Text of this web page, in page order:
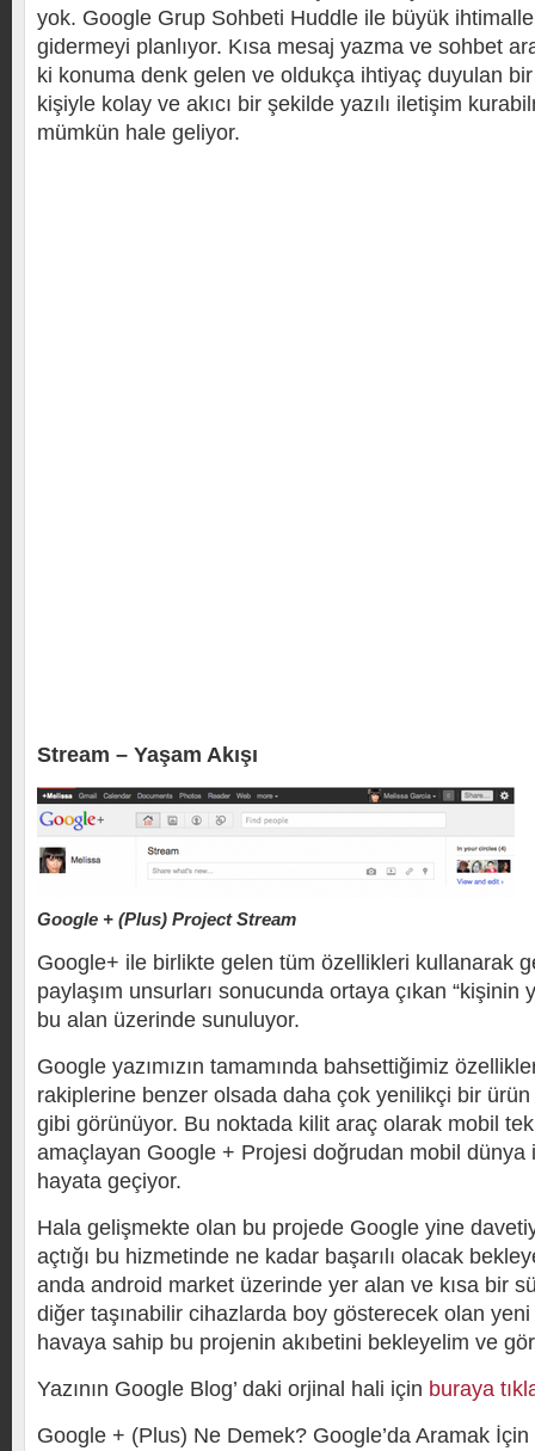
yok. Google Grup Sohbeti Huddle ile büyük
gidermeyi planlıyor. Kısa mesaj yazma ve sohbet
ki konuma denk gelen ve oldukça ihtiyaç duyulan
kişiyle kolay ve akıcı bir şekilde yazılı iletişim
mümkün hale geliyor.
Stream – Yaşam Akışı
Google + (Plus) Project Stream
Google+ ile birlikte gelen tüm özellikleri kullanarak
paylaşım unsurları sonucunda ortaya çıkan “kişinin
bu alan üzerinde sunuluyor.
Google yazımızın tamamında bahsettiğimiz
rakiplerine benzer olsada daha çok yenilikçi bir ürün
gibi görünüyor. Bu noktada kilit araç olarak mobil
amaçlayan Google + Projesi doğrudan mobil dünya
hayata geçiyor.
Hala gelişmekte olan bu projede Google yine
açtığı bu hizmetinde ne kadar başarılı olacak
anda android market üzerinde yer alan ve kısa bir
diğer taşınabilir cihazlarda boy gösterecek olan
havaya sahip bu projenin akıbetini bekleyelim ve
Yazının Google Blog’ daki orjinal hali için buraya
Google + (Plus) Ne Demek? Google’da Aramak İçin